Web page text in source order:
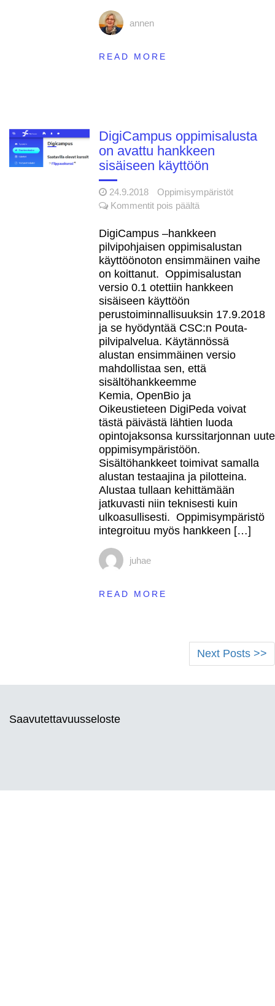
annen
READ MORE
DigiCampus oppimisalusta
on avattu hankkeen
sisäiseen käyttöön
24.9.2018
Oppimisympäristöt
Kommentit pois päältä
oppimisalusta
on
avattu
hankkeen
sisäiseen
DigiCampus –hankkeen
pilvipohjaisen oppimisalustan
käyttöönoton ensimmäinen vaihe
on koittanut. Oppimisalustan
versio 0.1 otettiin hankkeen
sisäiseen käyttöön
perustoiminnallisuuksin 17.9.2018
ja se hyödyntää CSC:n Pouta-
pilvipalvelua. Käytännössä
alustan ensimmäinen versio
mahdollistaa sen, että
sisältöhankkeemme
Kemia, OpenBio ja
Oikeustieteen DigiPeda voivat
tästä päivästä lähtien luoda
opintojaksonsa kurssitarjonnan
oppimisympäristöön.
Sisältöhankkeet toimivat samalla
alustan testaajina ja pilotteina.
Alustaa tullaan kehittämään
jatkuvasti niin teknisesti kuin
ulkoasullisesti. Oppimisympäristö
integroituu myös hankkeen […]
juhae
READ MORE
Next Posts >>
Saavutettavuusseloste